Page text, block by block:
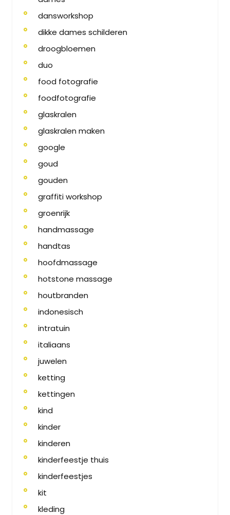
dansworkshop
dikke dames schilderen
droogbloemen
duo
food fotografie
foodfotografie
glaskralen
glaskralen maken
google
goud
gouden
graffiti workshop
groenrijk
handmassage
handtas
hoofdmassage
hotstone massage
houtbranden
indonesisch
intratuin
italiaans
juwelen
ketting
kettingen
kind
kinder
kinderen
kinderfeestje thuis
kinderfeestjes
kit
kleding